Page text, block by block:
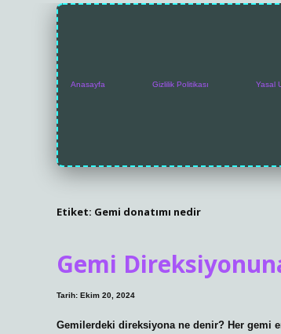
Anasayfa Gizlilik Politikası Yasal
Etiket: Gemi donatımı nedir
Gemi
Tarih: Ekim 20, 2024
Gemilerdeki direksiyona ne denir? Her gemi